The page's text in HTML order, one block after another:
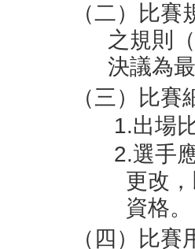
（二）比
之規則
決議為
（三）比賽
1.出場
2.選手
更改
資格。
（四）比